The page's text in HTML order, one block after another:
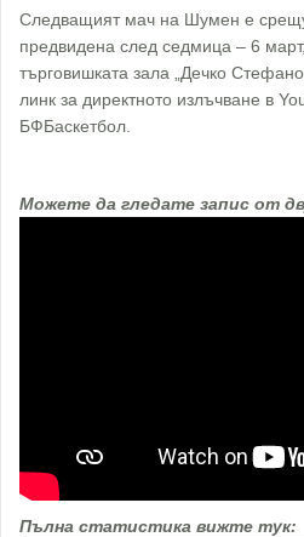
Следващият мач на Шумен е
предвидена след седмица – 6
търговишката зала „Дечко
линк за директното излъчване в
БФБаскетбол.
Можете да гледате запис от
Пълна статистика вижте тук: